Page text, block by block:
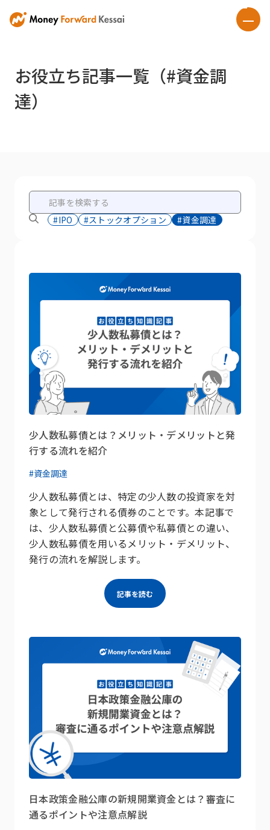
お役立ち記事一覧（#資金調
達）
#IPO #ストックオプション #資金調達
少人数私募債とは？メリット・デメリットと発
行する流れを紹介
#資金調達
少人数私募債とは、特定の少人数の投資家を対
象として発行される債券のことです。本記事で
は、少人数私募債と公募債や私募債との違い、
少人数私募債を用いるメリット・デメリット、
発行の流れを解説します。
記事を読む
日本政策金融公庫の新規開業資金とは？審査に
通るポイントや注意点解説